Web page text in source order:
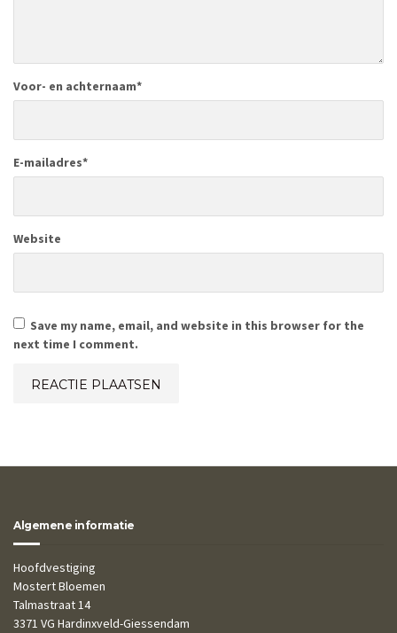
Voor- en achternaam*
E-mailadres*
Website
Save my name, email, and website in this browser for the
next time I comment.
Algemene informatie
Hoofdvestiging
Mostert Bloemen
Talmastraat 14
3371 VG Hardinxveld-Giessendam